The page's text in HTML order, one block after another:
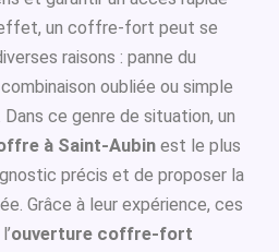
un coffre-fort peut se
raisons : panne du
oubliée ou simple
ce genre de situation, un
à Saint-Aubin est le plus
précis et de proposer la
Grâce à leur expérience, ces
ouverture coffre-fort